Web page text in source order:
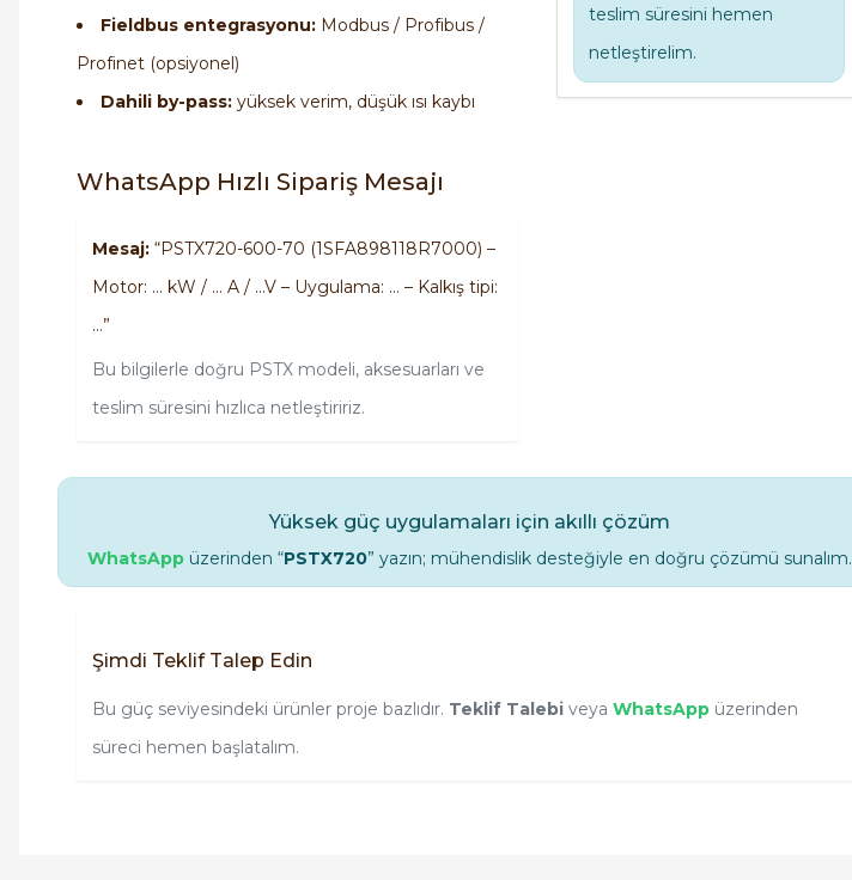
Fieldbus entegrasyonu: Modbus / Profibus /
Profinet (opsiyonel)
Dahili by-pass: yüksek verim, düşük ısı kaybı
WhatsApp Hızlı Sipariş Mesajı
Mesaj:“PSTX720-600-70 (1SFA898118R7000) –
Motor: … kW / … A / …V – Uygulama: … – Kalkış tipi:
…”
Bu bilgilerle doğru PSTX modeli, aksesuarları ve
teslim süresini hızlıca netleştiririz.
teslim süresini hemen
netleştirelim.
Yüksek güç uygulamaları için akıllı çözüm
WhatsApp üzerinden “PSTX720” yazın; mühendislik desteğiyle en doğru çözümü sunalım.
Şimdi Teklif Talep Edin
Bu güç seviyesindeki ürünler proje bazlıdır. Teklif Talebiveya WhatsApp üzerinden
süreci hemen başlatalım.